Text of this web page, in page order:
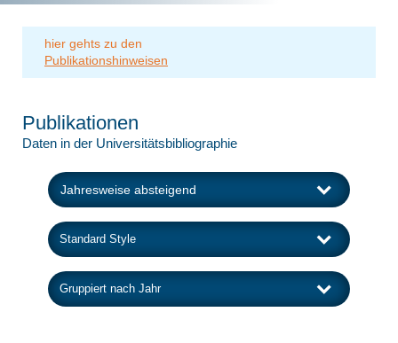
hier gehts zu den
Publikationshinweisen
Publikationen
Daten in der Universitätsbibliographie